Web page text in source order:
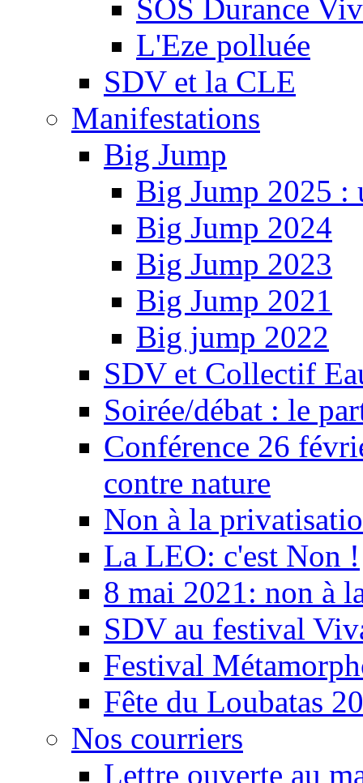
SOS Durance
L'Eze polluée
SDV et la CLE
Manifestations
Big Jump
Big Jump 2025 :
Big Jump 2024
Big Jump 2023
Big Jump 2021
Big jump 2022
SDV et Collectif
Soirée/débat : le
Conférence 26
contre nature
Non à la
La LEO: c'est Non !
8 mai 2021: non à
SDV au festival
Festival
Fête du Loubatas
Nos courriers
Lettre ouverte au